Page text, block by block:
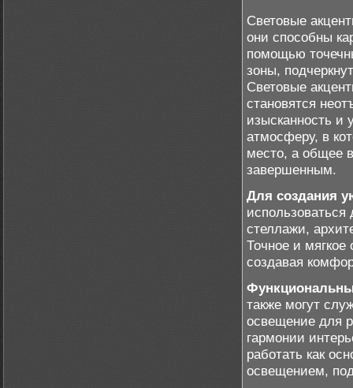
Световые
они способны
помощью
зоны,
Световые
становятся
изысканность и
атмосферу, в
место, а общее
завершенным.
Для создания
стеллажи,
Точное и
создавая
также могут
освещение для
гармонии
работать как
освещением,